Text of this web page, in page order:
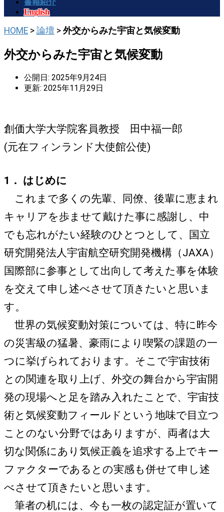
English
HOME > 論壇 > 外交からみた宇宙と気候変動
外交からみた宇宙と気候変動
公開日: 2025年9月24日
更新: 2025年11月29日
創価大学大学院客員教授 田中福一郎
(元在フィンランド大使館公使)
1． はじめに
これまで多くの先輩、同僚、後輩に恵まれ
キャリアを歩ませて戴けた事に感謝し、中
でも忘れがたい経験のひとつとして、国立
研究開発法人宇宙航空研究開発機構（JAXA）
国際部に参事として出向して考えた事を体験
を交えて申し述べさせて頂きたいと思いま
す。
世界の気候変動対策については、特に昨今
の災害級の猛暑、豪雨により喫緊の課題の一
つに挙げられております。そこで宇宙技術
との関連を取り上げ、外交の舞台から宇宙開
発の現場へと足を踏み入れたことで、宇宙技
術と気候変動フィールドという地味で目立つ
ことのない分野ではありますが、両者は大
切な関係にあり気候正義を追求する上でキー
ファクターであるとの実感も併せて申し述
べさせて頂きたいと思います。
筆者の机には、今も一枚の認定証が置いて